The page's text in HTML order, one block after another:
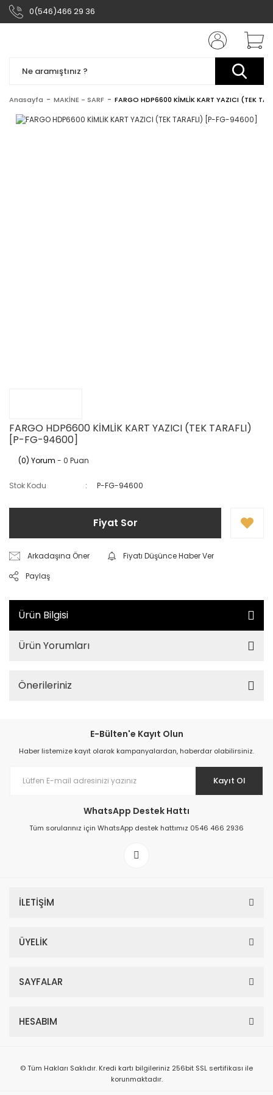
0(546)466 29 36
Anasayfa MAKİNE - SARF FARGO HDP6600 KİMLİK KART YAZICI (TEK
FARGO HDP6600 KİMLİK KART YAZICI (TEK TARAFLI)
[P-FG-94600]
(0) Yorum - 0 Puan
Stok Kodu P-FG-94600
Fiyat Sor
Arkadaşına Öner
Fiyatı Düşünce Haber Ver
Paylaş
Ürün Bilgisi
Ürün Yorumları
Önerileriniz
E-Bülten'e Kayıt Olun
Haber listemize kayıt olarak kampanyalardan, haberdar olabilirsiniz.
Kayıt Ol
WhatsApp Destek Hattı
Tüm sorularınız için WhatsApp destek hattımız 0546 466 2936
İLETİŞİM
ÜYELİK
SAYFALAR
HESABIM
© Tüm Hakları Saklıdır. Kredi kartı bilgileriniz 256bit SSL sertifikası ile
korunmaktadır.